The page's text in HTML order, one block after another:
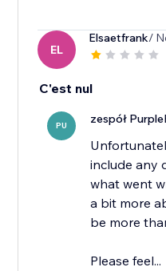
EL
Elsaetfrank/
C'est nul
PU zespół
include any
what went
a bit more
be more
Please feel...